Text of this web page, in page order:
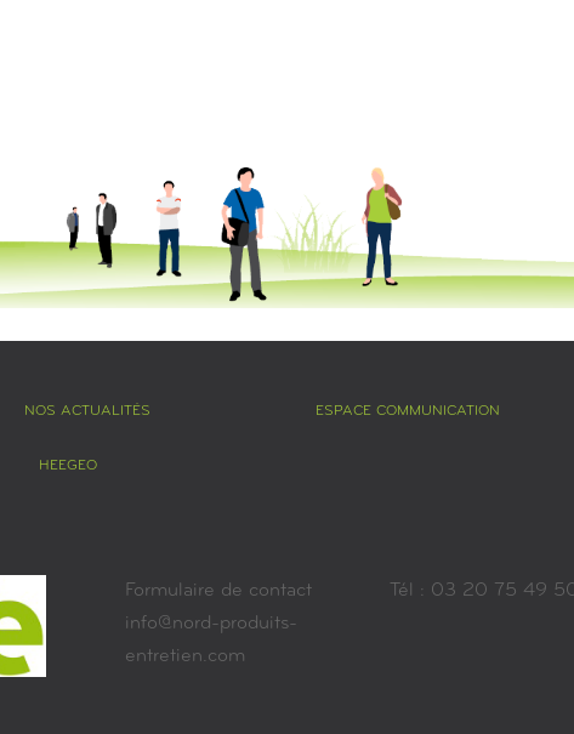
NOS ACTUALITÉS ESPACE COMMUNICATION
HEEGEO
Formulaire de contact
info@nord-produits-
entretien.com
Tél : 03 20 75 49